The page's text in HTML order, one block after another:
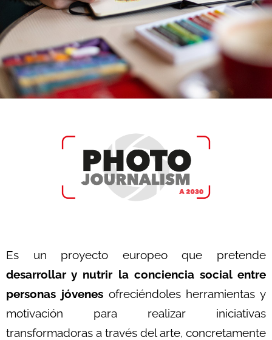
Es un proyecto europeo que pretende
desarrollar y nutrir la conciencia social entre
personas jóvenesofreciéndoles herramientas y
motivación para realizar iniciativas
transformadoras a través del arte, concretamente